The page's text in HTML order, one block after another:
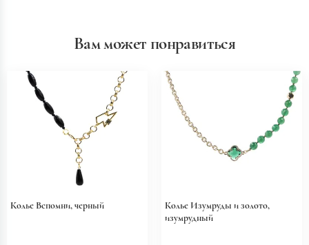
Вам может понравиться
Колье Вспомни, черный
Колье Изумруды и золото,
изумрудный